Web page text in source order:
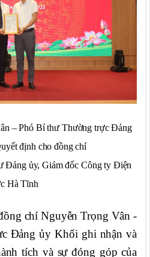
– Phó Bí thư Thường trực Đảng
định cho đồng chí
Đảng ủy, Giám đốc Công ty Điện
Hà Tĩnh
chí Nguyễn Trọng Vân -
Đảng ủy Khối ghi nhận và
tích và sự đóng góp của